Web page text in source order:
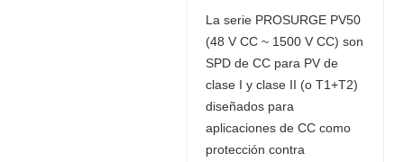
La serie PROSURGE PV50
(48 V CC ~ 1500 V CC) son
SPD de CC para PV de
clase I y clase II (o T1+T2)
diseñados para
aplicaciones de CC como
protección contra